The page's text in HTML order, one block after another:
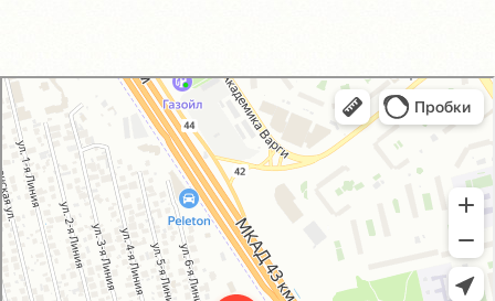
GM-City&VAG-Repair
Автосервис, автотехцентр в Москве
Магазин автозапчастей и автотоваров в Москве